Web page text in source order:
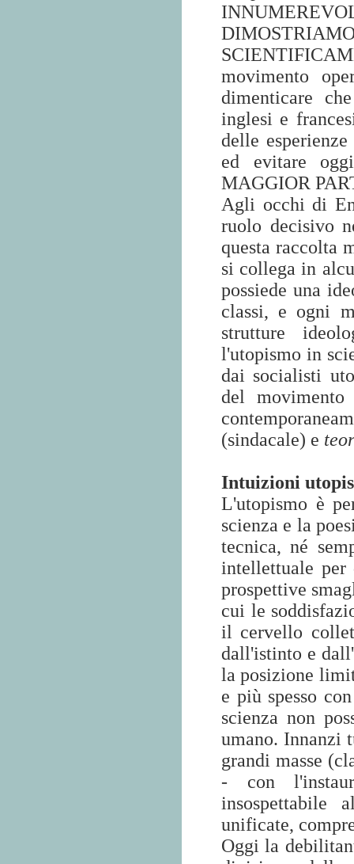
movimento
dimenticare
inglesi e
delle
ed evitare
MAGGIOR
Agli occhi di
ruolo decisivo
questa raccolta
si collega in
possiede una
classi, e ogni
strutture
l'utopismo in
dai socialisti
del
(sindacale) e
Intuizioni
L'utopismo è
scienza e la
tecnica, né
intellettuale per
prospettive
cui le
il cervello
dall'istinto e
la posizione
e più spesso
scienza non
umano. Innanzi
grandi masse
- con
insospettabile
unificate,
Oggi la